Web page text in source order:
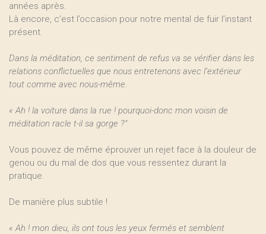
années après.
Là encore, c’est l’occasion pour notre mental de fuir l’instant
présent.
Dans la méditation, ce sentiment de refus va se vérifier dans les
relations conflictuelles que nous entretenons avec l’extérieur
tout comme avec nous-même.
« Ah ! la voiture dans la rue ! pourquoi-donc mon voisin de
méditation racle t-il sa gorge ?"
Vous pouvez de même éprouver un rejet face à la douleur de
genou ou du mal de dos que vous ressentez durant la
pratique.
De manière plus subtile !
« Ah ! mon dieu, ils ont tous les yeux fermés et semblent